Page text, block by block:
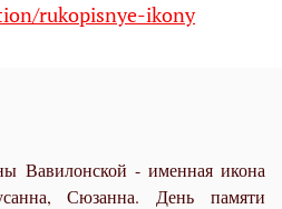
rukopisnye-ikony
Вавилонской - именная икона
Сюзанна. День памяти